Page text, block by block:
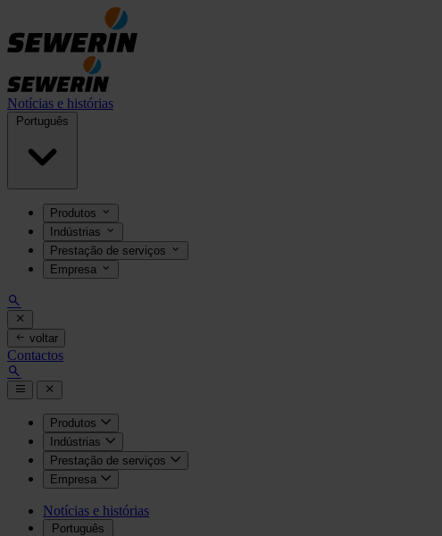
Notícias e histórias
Português
Produtos
Indústrias
Prestação de serviços
Empresa
voltar
Contactos
Produtos
Indústrias
Prestação de serviços
Empresa
Notícias e histórias
Português